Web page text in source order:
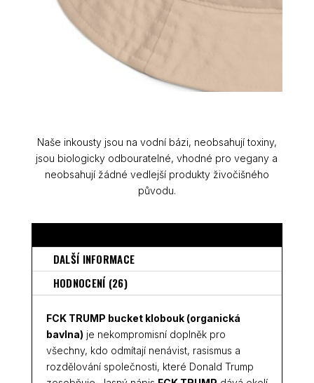
Naše inkousty jsou na vodní bázi, neobsahují toxiny,
jsou biologicky odbouratelné, vhodné pro vegany a
neobsahují žádné vedlejší produkty živočišného
původu.
DALŠÍ INFORMACE
HODNOCENÍ (26)
FCK TRUMP bucket klobouk (organická
bavlna) je nekompromisní doplněk pro
všechny, kdo odmítají nenávist, rasismus a
rozdělování společnosti, které Donald Trump